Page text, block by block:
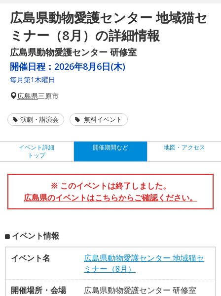
広島県動物愛護センター 地域猫セ
ミナー（8月）の詳細情報
広島県動物愛護センター 研修室
開催日程： 2026年8月6日(木)
毎月第1木曜日
広島県三原市
演劇・講演会 無料イベント
イベント詳細
トップ
開催期間など 地図・アクセス
※ このイベントは終了しました。
広島県のイベントはこちらからご確認ください。
イベント情報
イベント名
広島県動物愛護センター 地域猫セ
ミナー（8月）
開催場所・会場
広島県動物愛護センター 研修室